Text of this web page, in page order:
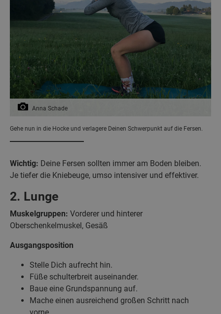
Anna Schade
Gehe nun in die Hocke und verlagere Deinen Schwerpunkt auf die Fersen.
Wichtig: Deine Fersen sollten immer am Boden bleiben.
Je tiefer die Kniebeuge, umso intensiver und effektiver.
2. Lunge
Muskelgruppen: Vorderer und hinterer
Oberschenkelmuskel, Gesäß
Ausgangsposition
Stelle Dich aufrecht hin.
Füße schulterbreit auseinander.
Baue eine Grundspannung auf.
Mache einen ausreichend großen Schritt nach
vorne.